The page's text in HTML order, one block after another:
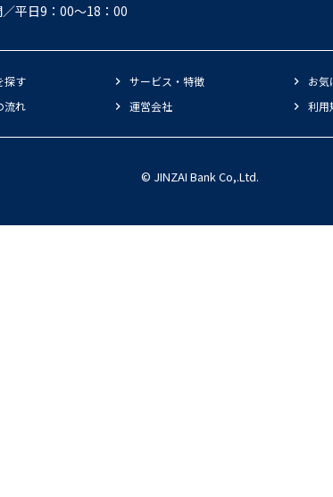
平日9：00～18：00
探す サービス・特徴 お気
流れ 運営会社 利用
© JINZAI Bank Co,.Ltd.